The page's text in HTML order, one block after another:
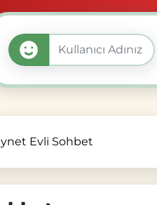
Evli Sohbet